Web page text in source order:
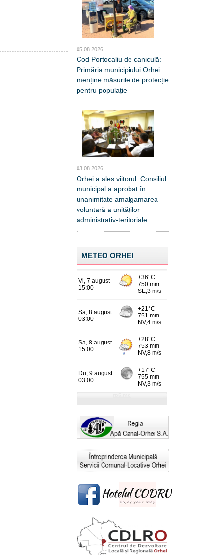
05.08.2026
Cod Portocaliu de caniculă:
Primăria municipiului Orhei
menține măsurile de protecție
pentru populație
03.08.2026
Orhei a ales viitorul. Consiliul
municipal a aprobat în
unanimitate amalgamarea
voluntară a unităților
administrativ-teritoriale
METEO ORHEI